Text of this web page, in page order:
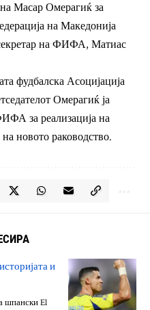
Масар Омерагиќ за
на Македонија
на ФИФА, Матиас
фудбалска Асоцијација
Омерагиќ ја
за реализација на
новото раководство.
и
шпански El